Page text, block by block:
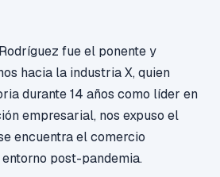
fue el ponente y
hacia la industria X, quien
durante 14 años como líder en
empresarial, nos expuso el
encuentra el comercio
post-pandemia.